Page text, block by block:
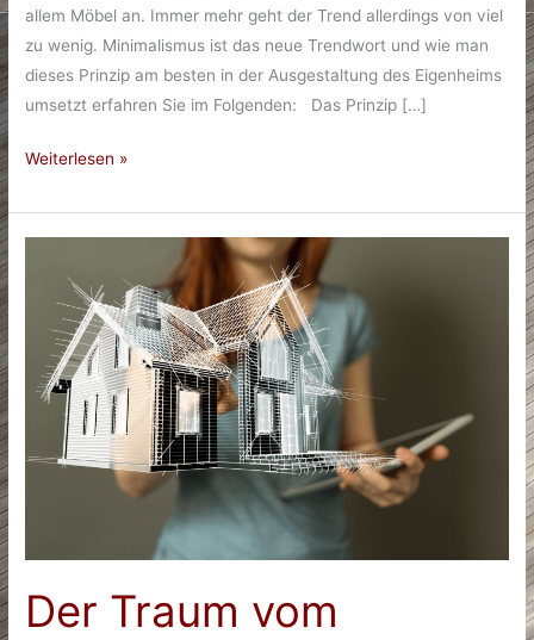
allem Möbel an. Immer mehr geht der Trend allerdings von viel
zu wenig. Minimalismus ist das neue Trendwort und wie man
dieses Prinzip am besten in der Ausgestaltung des Eigenheims
umsetzt erfahren Sie im Folgenden: Das Prinzip […]
Minimalismus:
Gestaltung
Eigenheims
Weiterlesen »
Der Traum vom